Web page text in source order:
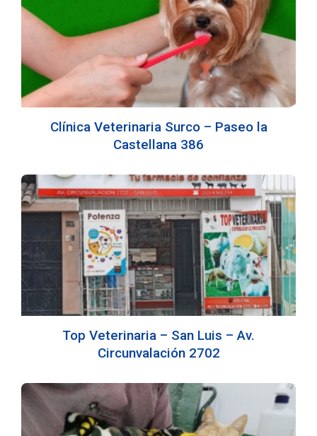
Clínica Veterinaria Surco – Paseo la
Castellana 386
Top Veterinaria – San Luis – Av.
Circunvalación 2702